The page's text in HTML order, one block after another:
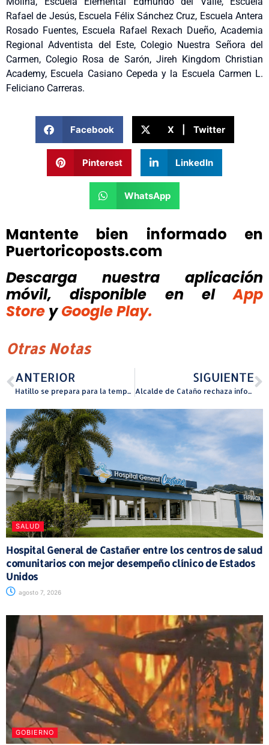
Rafael de Jesús, Escuela Félix Sánchez Cruz, Escuela Antera
Rosado Fuentes, Escuela Rafael Rexach Dueño, Academia
Regional Adventista del Este, Colegio Nuestra Señora del
Carmen, Colegio Rosa de Sarón, Jireh Kingdom Christian
Academy, Escuela Casiano Cepeda y la Escuela Carmen L.
Feliciano Carreras.
Facebook X | Twitter
Pinterest LinkedIn
WhatsApp
Mantente bien informado en
Puertoricoposts.com
Descarga nuestra aplicación
móvil, disponible
en el
App
Store y Google Play.
Otras Notas
ANTERIOR
Hatillo se prepara para la temporada de huracanes 2026
SIGUIENTE
Alcalde de Cataño rechaza informe de la OCPR y asegura que el Municipio defenderá su integridad “en los tribunales y con evidencia”
SALUD
Hospital General de Castañer entre los centros de salud
comunitarios con mejor desempeño clínico de Estados
Unidos
agosto 7, 2026
GOBIERNO